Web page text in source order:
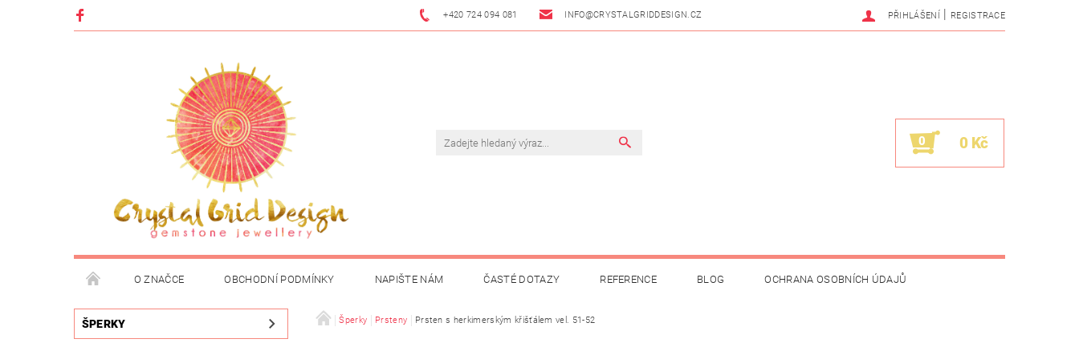
+420 724 094 081 INFO@CRYSTALGRIDDESIGN.CZ PŘIHLÁŠENÍ | REGISTRACE
0 0 Kč
O ZNAČCE OBCHODNÍ PODMÍNKY NAPIŠTE NÁM ČASTÉ DOTAZY REFERENCE BLOG OCHRANA OSOBNÍCH ÚDAJŮ
ŠPERKY Šperky Prsteny Prsten s herkimerským křišťálem vel. 51-52